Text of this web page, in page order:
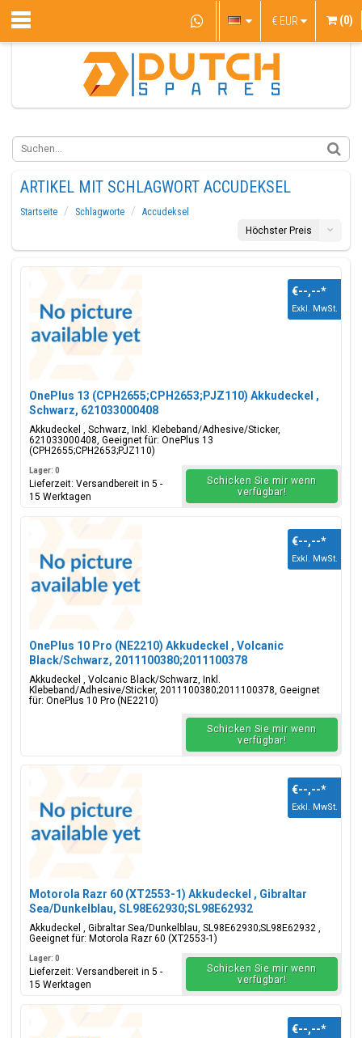
€ EUR (0)
ARTIKEL MIT SCHLAGWORT ACCUDEKSEL
Startseite Schlagworte
Accudeksel
Höchster Preis
OnePlus 13 (CPH2655;CPH2653;PJZ110) Akkudeckel ,
Schwarz, 621033000408
Akkudeckel , Schwarz, Inkl. Klebeband/Adhesive/Sticker,
621033000408, Geeignet für: OnePlus 13
(CPH2655;CPH2653;PJZ110)
€--,--*
Exkl. MwSt.
Lager: 0
Lieferzeit: Versandbereit in 5 -
15 Werktagen
Schicken Sie mir wenn
verfügbar!
OnePlus 10 Pro (NE2210) Akkudeckel , Volcanic
Black/Schwarz, 2011100380;2011100378
Akkudeckel , Volcanic Black/Schwarz, Inkl.
Klebeband/Adhesive/Sticker, 2011100380;2011100378, Geeignet
für: OnePlus 10 Pro (NE2210)
€--,--*
Exkl. MwSt.
Schicken Sie mir wenn
verfügbar!
Motorola Razr 60 (XT2553-1) Akkudeckel , Gibraltar
Sea/Dunkelblau, SL98E62930;SL98E62932
Akkudeckel , Gibraltar Sea/Dunkelblau, SL98E62930;SL98E62932 ,
Geeignet für: Motorola Razr 60 (XT2553-1)
€--,--*
Exkl. MwSt.
Lager: 0
Lieferzeit: Versandbereit in 5 -
15 Werktagen
Schicken Sie mir wenn
verfügbar!
€--,--*